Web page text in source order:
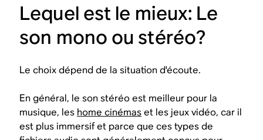
Lequel est le mieux: Le
son mono ou stéréo?
Le choix dépend de la situation d'écoute.
En général, le son stéréo est meilleur pour la
musique, les home cinémaset les jeux vidéo, car il
est plus immersif et parce que ces types de